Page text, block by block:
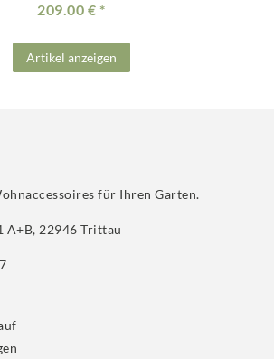
209.00 €
Artikel anzeigen
für Ihren Garten.
A+B, 22946 Trittau